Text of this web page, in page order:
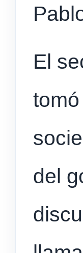
El
del